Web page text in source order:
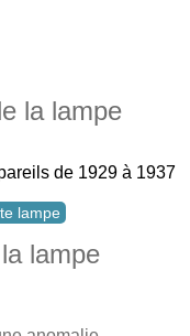
la lampe
de 1929 à 1937
lampe
lampe